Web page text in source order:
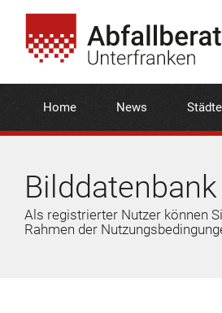
Home News
Bilddatenbank
Als registrierter Nutzer können
Rahmen der